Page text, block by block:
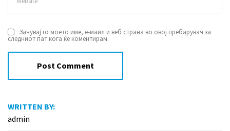
Зачувај го моето име, е-маил и веб страна во овој пребарувач за
следниот пат кога ќе коментирам.
WRITTEN BY:
admin